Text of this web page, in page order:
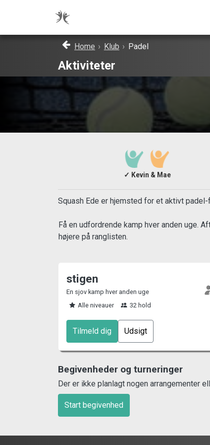
Home › Klub › Padel
Aktiviteter
✓ Kevin & Mae
Squash Ede er hjemsted for et aktivt
Få en udfordrende kamp hver anden uge.
højere på ranglisten.
stigen
En sjov kamp hver anden uge
Alle niveauer
32 hold
Tilmeld dig Udsigt
Begivenheder og turneringer
Der er ikke planlagt nogen arrangementer
Start begivenhed